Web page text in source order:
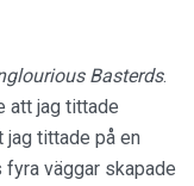
Basterds.
att jag tittade
jag tittade på en
fyra väggar skapade